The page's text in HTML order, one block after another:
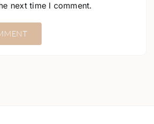
next time I comment.